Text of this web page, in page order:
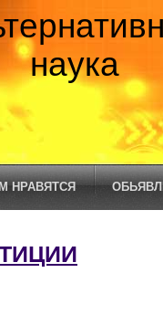
наука
НРАВЯТСЯ